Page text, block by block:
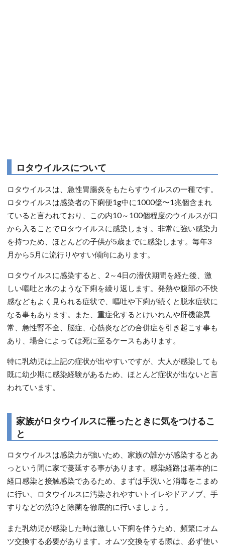
ロタウイルスについて
ロタウイルスは、急性胃腸炎をもたらすウイルスの一種です。
ロタウイルスは感染者の下痢便1g中に1000億〜1兆個含まれ
ていると言われており、この内10～100個程度のウイルスが口
から入ることでロタウイルスに感染します。非常に強い感染力
を持つため、ほとんどの子供が5歳までに感染します。毎年3
月から5月に流行りやすい傾向にあります。
ロタウイルスに感染すると、2～4日の潜伏期間を経た後、激
しい嘔吐と水のような下痢を繰り返します。発熱や腹部の不快
感などもよく見られる症状で、嘔吐や下痢が続くと脱水症状に
なる事もあります。また、重症化するとけいれんや肝機能異
常、急性腎不全、脳症、心筋炎などの合併症を引き起こす事も
あり、場合によっては死に至るケースもあります。
特に乳幼児は上記の症状が出やすいですが、大人が感染しても
既に幼少期に感染経験があるため、ほとんど症状が出ないと言
われています。
家族がロタウイルスに罹ったときに気をつけるこ
と
ロタウイルスは感染力が強いため、家族の誰かが感染するとあ
っという間に家で蔓延する事があります。感染経路は基本的に
経口感染と接触感染であるため、まずは手洗いと消毒をこまめ
に行い、ロタウイルスに汚染されやすいトイレやドアノブ、手
すりなどの洗浄と除菌を徹底的に行いましょう。
また乳幼児が感染した時は激しい下痢を伴うため、頻繁にオム
ツ交換する必要があります。オムツ交換をする際は、必ず使い